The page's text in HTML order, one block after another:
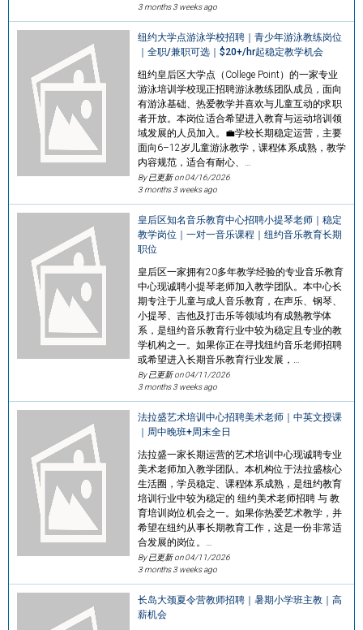
3 months 3 weeks ago
纽约大学点游泳学校招聘｜青少年游泳教练岗位
｜全职/兼职可选｜$20+/hr起稳定教学机会
纽约皇后区大学点（College Point）的一家专业
游泳培训学校现正招聘游泳教练团队成员，面向
有游泳基础、热爱教学并喜欢与儿童互动的求职
者开放。本岗位适合希望进入教育与运动培训领
域发展的人员加入。💼学校长期稳定运营，主要
面向6–12岁儿童游泳教学，课程体系成熟，教学
内容规范，适合有耐心、…
By 已更新 on04/16/2026
3 months 3 weeks ago
皇后区知名音乐教育中心招聘小提琴老师｜稳定
教学岗位｜一对一音乐课程｜纽约音乐教育长期
职位
皇后区一家拥有20多年教学经验的专业音乐教育
中心现诚聘小提琴老师加入教学团队。本中心长
期专注于儿童与成人音乐教育，在声乐、钢琴、
小提琴、吉他及打击乐等领域均有成熟教学体
系，是纽约音乐教育行业中较为稳定且专业的教
学机构之一。如果你正在寻找纽约音乐老师招聘
或希望进入长期音乐教育行业发展，…
By 已更新 on04/11/2026
3 months 3 weeks ago
法拉盛艺术培训中心招聘美术老师｜中英文授课
｜周中晚班+周末全日
法拉盛一家长期运营的艺术培训中心现诚聘专业
美术老师加入教学团队。本机构位于法拉盛核心
生活圈，学员稳定、课程体系成熟，是纽约教育
培训行业中较为稳定的 纽约美术老师招聘 与 教
育培训岗位机会之一。如果你热爱艺术教学，并
希望在纽约从事长期教育工作，这是一份非常适
合发展的岗位。…
By 已更新 on04/11/2026
3 months 3 weeks ago
长岛大颈夏令营教师招聘｜暑期小学班主教｜高
薪机会